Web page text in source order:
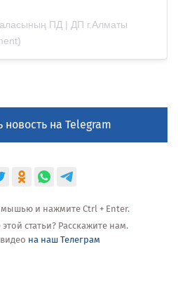
ПД | ДП г.Алматы
новость на Telegram
и нажмите Ctrl + Enter.
статьи? Расскажите нам.
на наш Телеграм